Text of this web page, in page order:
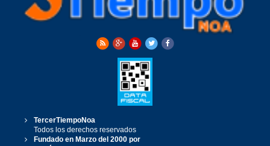
TercerTiempoNoa
Todos los derechos reservados
Fundado en Marzo del 2000 por